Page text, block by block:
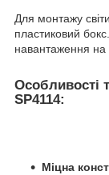
Для монтажу
пластиковий
навантаження на
Особливості
SP4114:
Міцна